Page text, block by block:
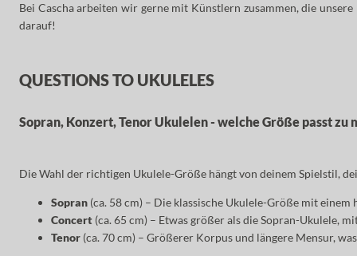
Bei Cascha arbeiten wir gerne mit Künstlern zusammen, die
darauf!
QUESTIONS TO UKULELES
Sopran, Konzert, Tenor Ukulelen - welche Größe passt zu
Die Wahl der richtigen Ukulele-Größe hängt von deinem Spielstil,
Sopran (ca. 58 cm) – Die klassische Ukulele-Größe mit
Concert (ca. 65 cm) – Etwas größer als die Sopran-Ukulele,
Tenor (ca. 70 cm) – Größerer Korpus und längere Mensur,